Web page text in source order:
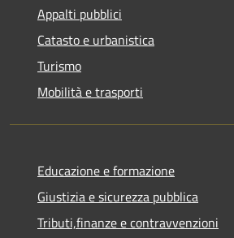
Appalti pubblici
Catasto e urbanistica
Turismo
Mobilità e trasporti
Educazione e formazione
Giustizia e sicurezza pubblica
Tributi,finanze e contravvenzioni